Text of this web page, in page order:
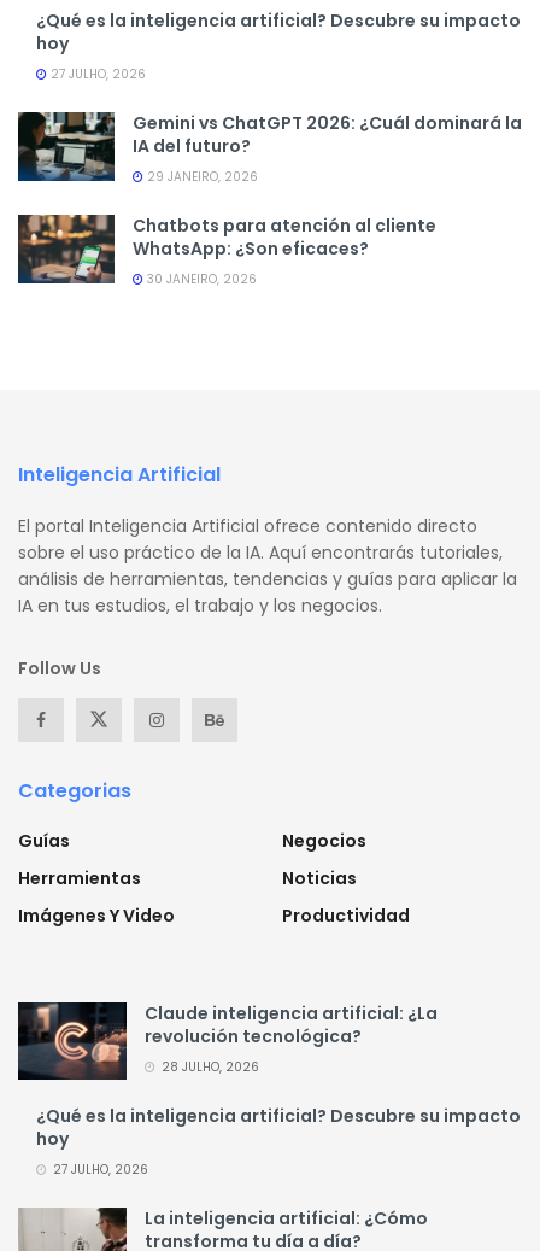
¿Qué es la inteligencia artificial? Descubre su impacto
hoy
27 JULHO, 2026
Gemini vs ChatGPT 2026: ¿Cuál dominará la
IA del futuro?
29 JANEIRO, 2026
Chatbots para atención al cliente
WhatsApp: ¿Son eficaces?
30 JANEIRO, 2026
Inteligencia Artificial
El portal Inteligencia Artificial ofrece contenido directo
sobre el uso práctico de la IA. Aquí encontrarás tutoriales,
análisis de herramientas, tendencias y guías para aplicar la
IA en tus estudios, el trabajo y los negocios.
Follow Us
Categorias
Guías
Herramientas
Imágenes Y Video
Negocios
Noticias
Productividad
Claude inteligencia artificial: ¿La
revolución tecnológica?
28 JULHO, 2026
¿Qué es la inteligencia artificial? Descubre su impacto
hoy
27 JULHO, 2026
La inteligencia artificial: ¿Cómo
transforma tu día a día?